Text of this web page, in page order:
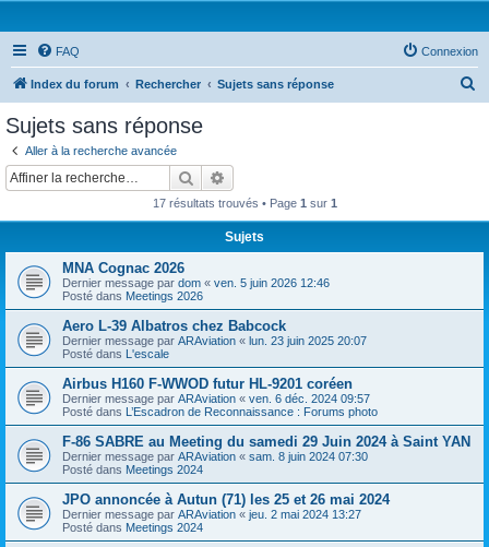
FAQ Connexion
Index du forum Rechercher Sujets sans réponse
Sujets sans réponse
Aller à la recherche avancée
Rechercher
17 résultats trouvés • Page 1 sur 1
Sujets
MNA Cognac 2026
Dernier message par dom « ven. 5 juin 2026 12:46
Posté dans Meetings 2026
Aero L-39 Albatros chez Babcock
Dernier message par ARAviation « lun. 23 juin 2025 20:07
Posté dans L'escale
Airbus H160 F-WWOD futur HL-9201 coréen
Dernier message par ARAviation « ven. 6 déc. 2024 09:57
Posté dans L’Escadron de Reconnaissance : Forums photo
F-86 SABRE au Meeting du samedi 29 Juin 2024 à Saint YAN
Dernier message par ARAviation « sam. 8 juin 2024 07:30
Posté dans Meetings 2024
JPO annoncée à Autun (71) les 25 et 26 mai 2024
Dernier message par ARAviation « jeu. 2 mai 2024 13:27
Posté dans Meetings 2024